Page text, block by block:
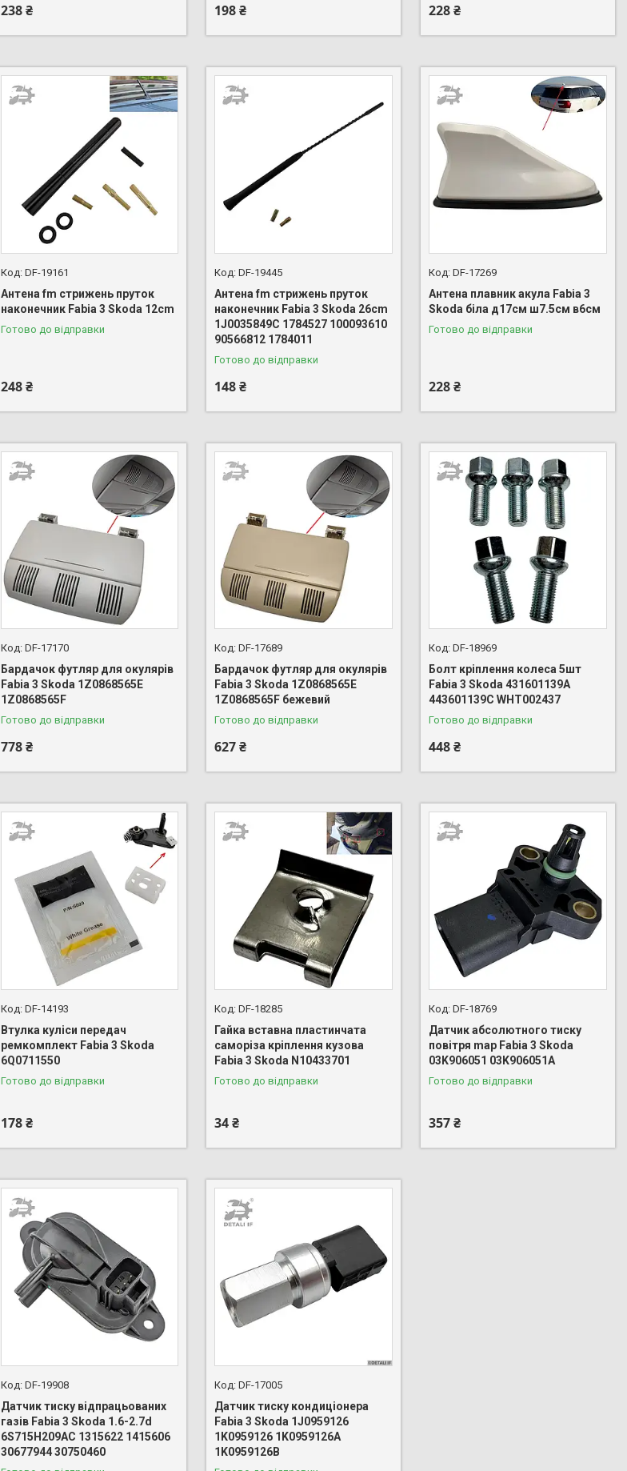
238 ₴ 198 ₴ 228 ₴
DF-19161
Антена fm стрижень пруток
наконечник Fabia 3 Skoda 12cm
Готово до відправки
248 ₴
DF-19445
Антена fm стрижень пруток
наконечник Fabia 3 Skoda 26cm
1J0035849C 1784527 100093610
90566812 1784011
Готово до відправки
148 ₴
DF-17269
Антена плавник акула Fabia 3
Skoda біла д17см ш7.5см в6см
Готово до відправки
228 ₴
DF-17170
Бардачок футляр для окулярів
Fabia 3 Skoda 1Z0868565E
1Z0868565F
Готово до відправки
778 ₴
DF-17689
Бардачок футляр для окулярів
Fabia 3 Skoda 1Z0868565E
1Z0868565F бежевий
Готово до відправки
627 ₴
DF-18969
Болт кріплення колеса 5шт
Fabia 3 Skoda 431601139A
443601139C WHT002437
Готово до відправки
448 ₴
DF-14193
Втулка куліси передач
ремкомплект Fabia 3 Skoda
6Q0711550
Готово до відправки
178 ₴
DF-18285
Гайка вставна пластинчата
саморіза кріплення кузова
Fabia 3 Skoda N10433701
Готово до відправки
34 ₴
DF-18769
Датчик абсолютного тиску
повітря map Fabia 3 Skoda
03K906051 03K906051A
Готово до відправки
357 ₴
DF-19908
Датчик тиску відпрацьованих
газів Fabia 3 Skoda 1.6-2.7d
6S715H209AC 1315622 1415606
30677944 30750460
DF-17005
Датчик тиску кондиціонера
Fabia 3 Skoda 1J0959126
1K0959126 1K0959126A
1K0959126B